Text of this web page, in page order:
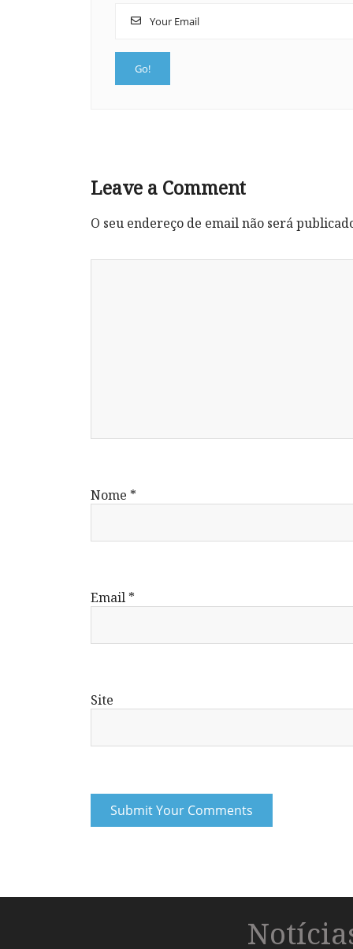
Leave a Comment
O seu endereço de email não será
Nome *
Email *
Site